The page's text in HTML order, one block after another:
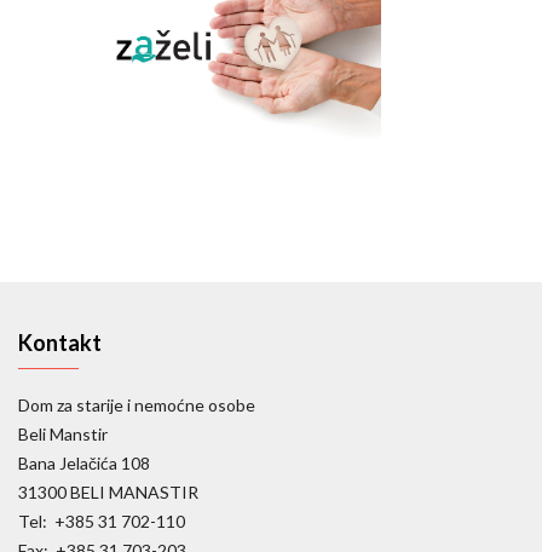
Kontakt
Dom za starije i nemoćne osobe
Beli Manstir
Bana Jelačića 108
31300 BELI MANASTIR
Tel: +385 31 702-110